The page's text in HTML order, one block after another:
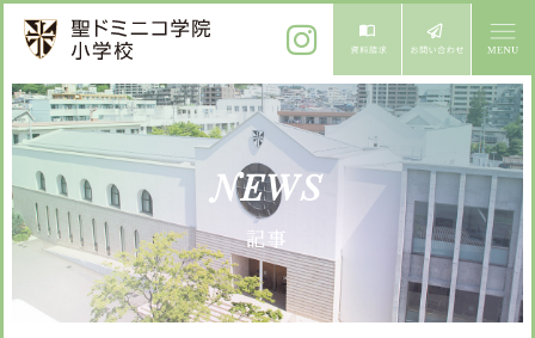
ご挨拶
校長メッセージ
先生からメッセージ
教育方針
教育方針 心・礼・知
心の育成
募集案内
NEWS
記事